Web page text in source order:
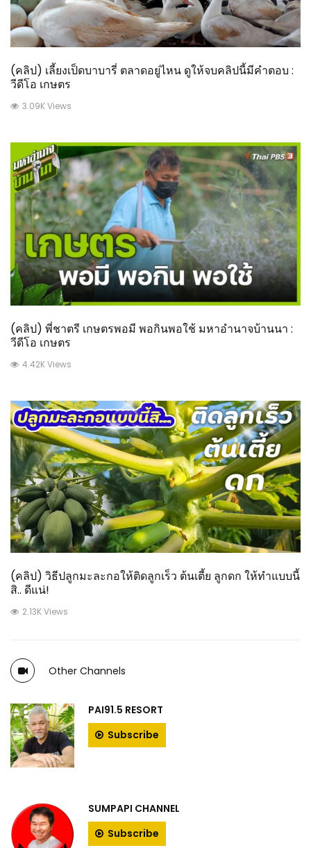
(คลิป) เลี้ยงเป็ดบาบารี่ ตลาดอยู่ไหน ดูให้จบคลิปนี้มีคำตอบ :
วีดีโอ เกษตร
3.09K Views
(คลิป) พี่ชาตรี เกษตรพอมี พอกินพอใช้ มหาอำนาจบ้านนา :
วีดีโอ เกษตร
4.42K Views
(คลิป) วิธีปลูกมะละกอให้ติดลูกเร็ว ต้นเตี้ย ลูกดก ให้ทำแบบนี้
สิ.. ดีแน่!
2.13K Views
Other Channels
PAI91.5 RESORT
Subscribe
SUMPAPI CHANNEL
Subscribe